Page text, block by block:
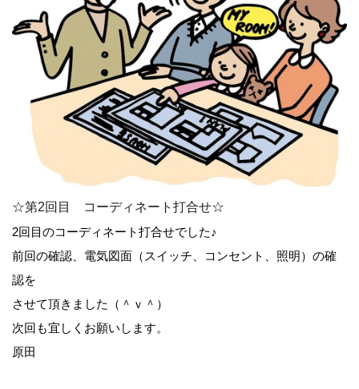
☆第2回目 コーディネート打合せ☆
2回目のコーディネート打合せでした♪
前回の確認、電気図面（スイッチ、コンセント、照明）の確
認を
させて頂きました（＾ｖ＾）
次回も宜しくお願いします。
原田